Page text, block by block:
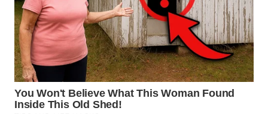
SIMALUNGUN
WN
LABUHANBATU
WN
TAPANULI
TENGAH